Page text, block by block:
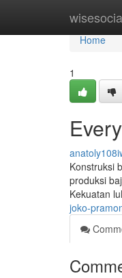
Home
Home
1
Konstruksi
produksi
Kekuatan
joko-